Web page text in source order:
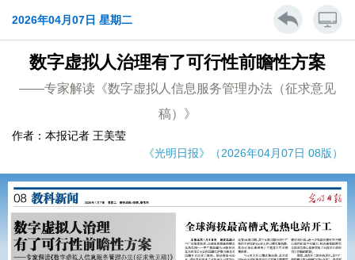
2026年04月07日 星期二
数字虚拟人治理有了可行性前瞻性方案
——专家解读《数字虚拟人信息服务管理办法（征求意见
稿）》
作者：本报记者 王美莹
《光明日报》（2026年04月07日 08版）